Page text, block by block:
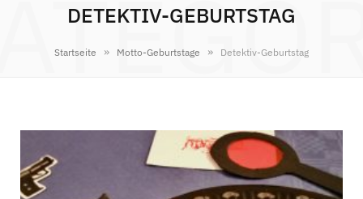
g
C
DETEKTIV-GEBURTSTAG
Startseite » Motto-Geburtstage » Detektiv-Geburtstag